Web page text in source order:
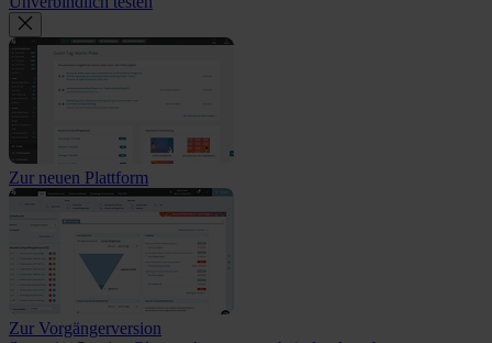
Zur neuen Plattform
Zur Vorgängerversion